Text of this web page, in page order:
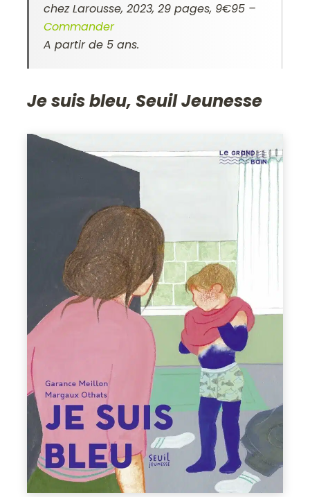
chez Larousse, 2023, 29 pages, 9€95 –
Commander
A partir de 5 ans.
Je suis bleu, Seuil Jeunesse